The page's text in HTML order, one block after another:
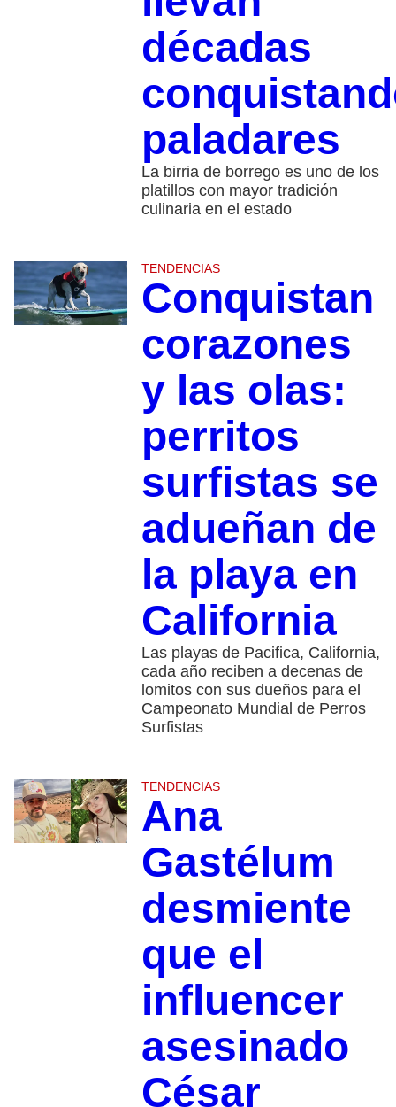
décadas
paladares
La birria de borrego es uno de los
platillos con mayor tradición
culinaria en el estado
TENDENCIAS
Conquistan
corazones
y las olas:
perritos
surfistas se
adueñan de
la playa en
California
Las playas de Pacifica, California,
cada año reciben a decenas de
lomitos con sus dueños para el
Campeonato Mundial de Perros
Surfistas
TENDENCIAS
Ana
Gastélum
desmiente
que el
influencer
asesinado
César